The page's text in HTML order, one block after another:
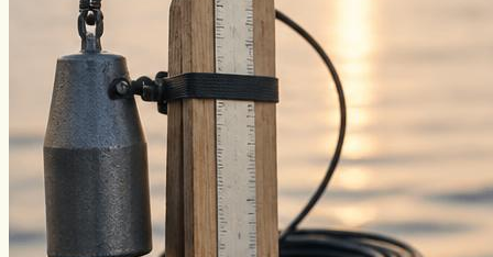
Зимняя рыбалка
Нахлыст
Снаряжение
Эхолоты
Лодки и моторы
Узлы
Рецепты
Разное